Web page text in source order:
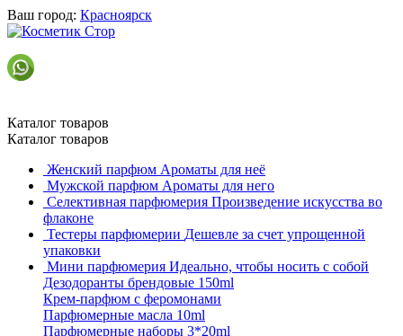
Ваш город: Красноярск
Каталог товаров
Каталог товаров
Женский парфюм Ароматы для неё
Мужской парфюм Ароматы для него
Селективная парфюмерия Произведение искусства во
флаконе
Тестеры парфюмерии Дешевле за счет упрощенной
упаковки
Мини парфюмерия Идеально, чтобы носить с собой
Дезодоранты брендовые 150ml
Крем-парфюм с феромонами
Парфюмерные масла 10ml
Парфюмерные наборы 3*20ml